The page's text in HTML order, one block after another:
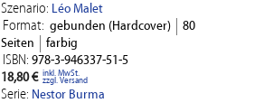
Szenario: Léo Malet
Format: gebunden (Hardcover)
80
Seiten
farbig
ISBN: 978-3-946337-51-5
18,80 € inkl. MwSt.
zzgl. Versand
Serie: Nestor Burma